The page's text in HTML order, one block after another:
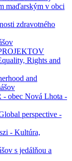
maďarským v obci
zdravotného
Rights and
and
- obec Nová Lhota -
perspective -
- Kultúra,
s jedálňou a